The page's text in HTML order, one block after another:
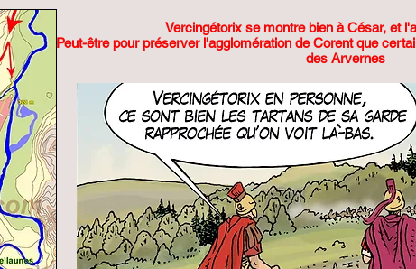
Vercingétorix se montre bien à César, et
Peut-être pour préserver l'agglomération de Corent que
des Arvernes